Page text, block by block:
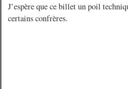
J’espère que ce billet un poil
certains confrères.